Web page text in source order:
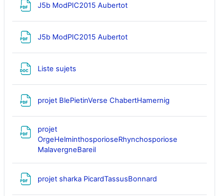
J5b ModPIC2015 Aubertot
J5b ModPIC2015 Aubertot
Liste sujets
projet BlePietinVerse ChabertHamernig
projet
OrgeHelminthosporioseRhynchosporiose
MalavergneBareil
projet sharka PicardTassusBonnard